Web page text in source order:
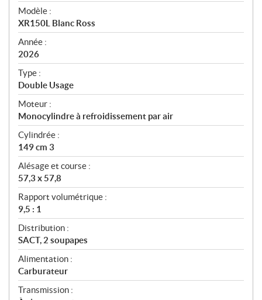
é
c
i
f
i
c
a
t
i
o
n
s
Modèle :
XR150L Blanc Ross
Année :
2026
Type :
Double Usage
Moteur :
Monocylindre à refroidissement par air
Cylindrée :
149 cm 3
Alésage et course :
57,3 x 57,8
Rapport volumétrique :
9,5 : 1
Distribution :
SACT, 2 soupapes
Alimentation :
Carburateur
Transmission :